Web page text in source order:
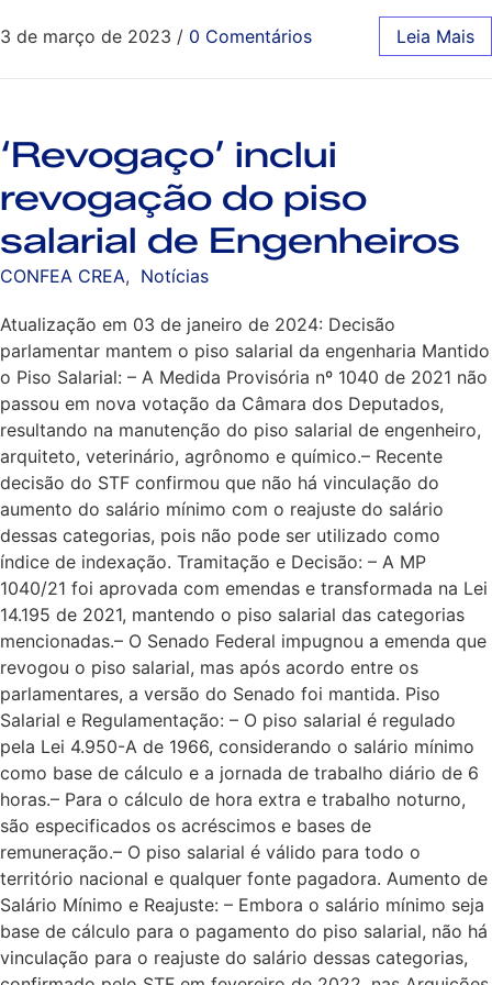
3 de março de 2023 / 0 Comentários Leia Mais
‘Revogaço’ inclui
revogação do piso
salarial de Engenheiros
CONFEA CREA, Notícias
Atualização em 03 de janeiro de 2024: Decisão
parlamentar mantem o piso salarial da engenharia Mantido
o Piso Salarial: – A Medida Provisória nº 1040 de 2021 não
passou em nova votação da Câmara dos Deputados,
resultando na manutenção do piso salarial de engenheiro,
arquiteto, veterinário, agrônomo e químico.– Recente
decisão do STF confirmou que não há vinculação do
aumento do salário mínimo com o reajuste do salário
dessas categorias, pois não pode ser utilizado como
índice de indexação. Tramitação e Decisão: – A MP
1040/21 foi aprovada com emendas e transformada na Lei
14.195 de 2021, mantendo o piso salarial das categorias
mencionadas.– O Senado Federal impugnou a emenda que
revogou o piso salarial, mas após acordo entre os
parlamentares, a versão do Senado foi mantida. Piso
Salarial e Regulamentação: – O piso salarial é regulado
pela Lei 4.950-A de 1966, considerando o salário mínimo
como base de cálculo e a jornada de trabalho diário de 6
horas.– Para o cálculo de hora extra e trabalho noturno,
são especificados os acréscimos e bases de
remuneração.– O piso salarial é válido para todo o
território nacional e qualquer fonte pagadora. Aumento de
Salário Mínimo e Reajuste: – Embora o salário mínimo seja
base de cálculo para o pagamento do piso salarial, não há
vinculação para o reajuste do salário dessas categorias,